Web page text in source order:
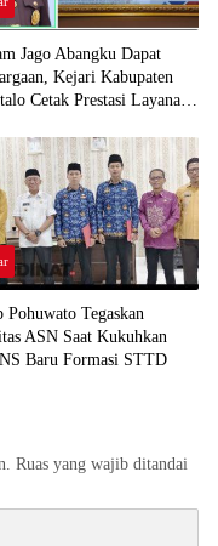
Jago Abangku Dapat
Kejari Kabupaten
Cetak Prestasi Layanan
Pohuwato Tegaskan
ASN Saat Kukuhkan
Baru Formasi STTD
Ruas yang wajib ditandai